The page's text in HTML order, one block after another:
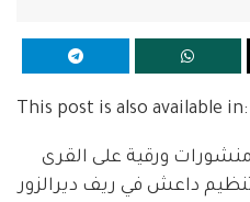
This post is also available in:
منشورات ورقية على القرى
داعش في ريف ديرالزور